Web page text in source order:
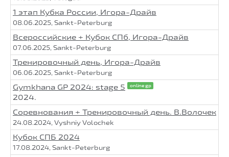
1 этап Кубка России, Игора-Драйв
08.06.2025, Sankt-Peterburg
Всероссийские + Кубок СПб, Игора-Драйв
07.06.2025, Sankt-Peterburg
Тренировочный день, Игора-Драйв
06.06.2025, Sankt-Peterburg
Gymkhana GP 2024: stage 5 online gp
2024.
Соревнования + Тренировочный день. В.Волочек
24.08.2024, Vyshniy Volochek
Кубок СПБ 2024
17.08.2024, Sankt-Peterburg